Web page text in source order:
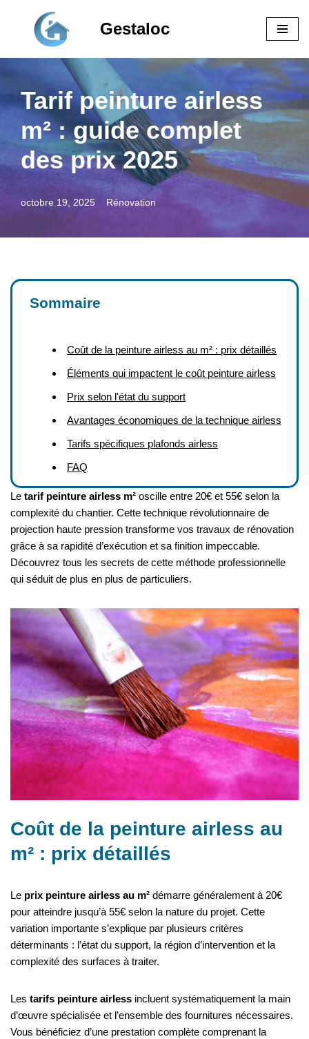
Gestaloc
Tarif peinture airless
m² : guide complet
des prix 2025
octobre 19, 2025 Rénovation
Sommaire
Coût de la peinture airless au m² : prix détaillés
Éléments qui impactent le coût peinture airless
Prix selon l'état du support
Avantages économiques de la technique airless
Tarifs spécifiques plafonds airless
FAQ
Le tarif peinture airless m² oscille entre 20€ et 55€ selon la
complexité du chantier. Cette technique révolutionnaire de
projection haute pression transforme vos travaux de rénovation
grâce à sa rapidité d’exécution et sa finition impeccable.
Découvrez tous les secrets de cette méthode professionnelle
qui séduit de plus en plus de particuliers.
Coût de la peinture airless au
m² : prix détaillés
Le prix peinture airless au m² démarre généralement à 20€
pour atteindre jusqu’à 55€ selon la nature du projet. Cette
variation importante s’explique par plusieurs critères
déterminants : l’état du support, la région d’intervention et la
complexité des surfaces à traiter.
Les tarifs peinture airless incluent systématiquement la main
d’œuvre spécialisée et l’ensemble des fournitures nécessaires.
Vous bénéficiez d’une prestation complète comprenant la